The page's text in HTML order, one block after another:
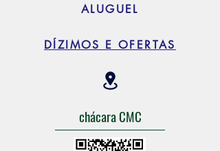
ALUGUEL
DÍZIMOS E OFERTAS
chácara CMC